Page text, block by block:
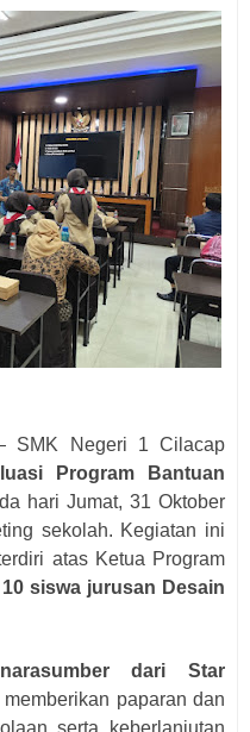
SMK Negeri 1 Cilacap
Program Bantuan
hari Jumat, 31 Oktober
sekolah. Kegiatan ini
atas Ketua Program
10 siswa jurusan Desain
narasumber dari Star
paparan dan
serta keberlanjutan